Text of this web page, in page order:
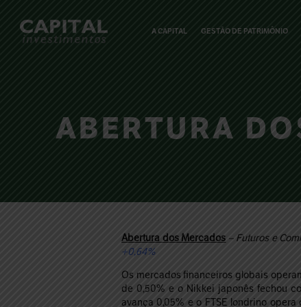
A CAPITAL GESTÃO DE PATRIMÔNIO
ABERTURA
Abertura dos Mercados – Futuros e
+0,64%
Os mercados financeiros globais
de 0,50% e o Nikkei japonês fechou
avança 0,05% e o FTSE londrino